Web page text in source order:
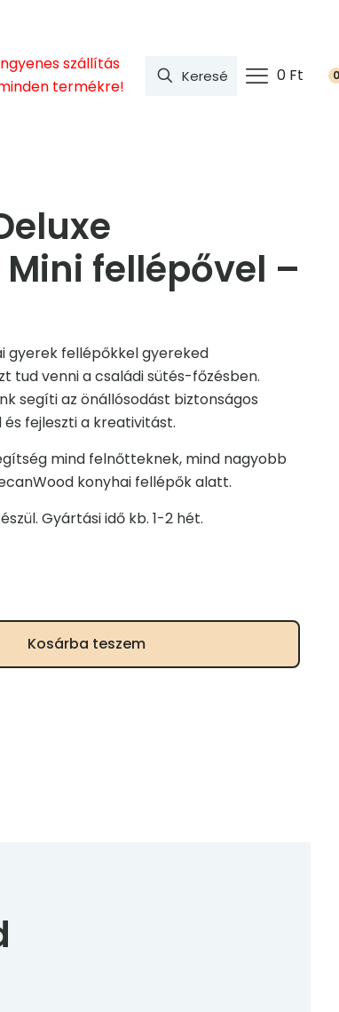
szállítás
termékre!
0
0 Ft
fellépővel –
gyerek fellépőkkel gyereked
tud venni a családi sütés-főzésben.
segíti az önállósodást biztonságos
fejleszti a kreativitást.
mind felnőtteknek, mind nagyobb
konyhai fellépők alatt.
Gyártási idő kb. 1-2 hét.
Kosárba teszem